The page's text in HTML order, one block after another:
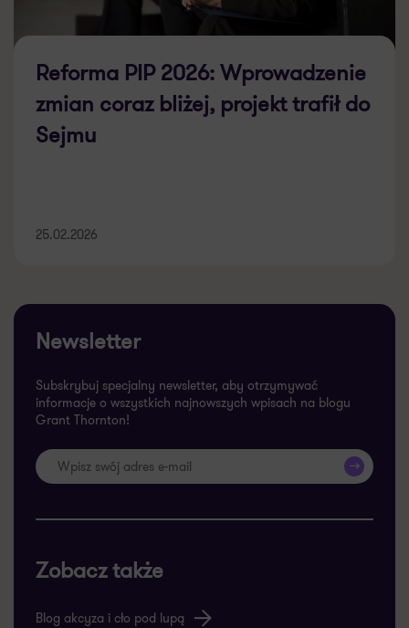
Reforma PIP 2026: Wprowadzenie
zmian coraz bliżej, projekt trafił do
Sejmu
25.02.2026
Newsletter
Subskrybuj specjalny newsletter, aby otrzymywać
informacje o wszystkich najnowszych wpisach na blogu
Grant Thornton!
>>
Zobacz także
Blog akcyza i cło pod lupą